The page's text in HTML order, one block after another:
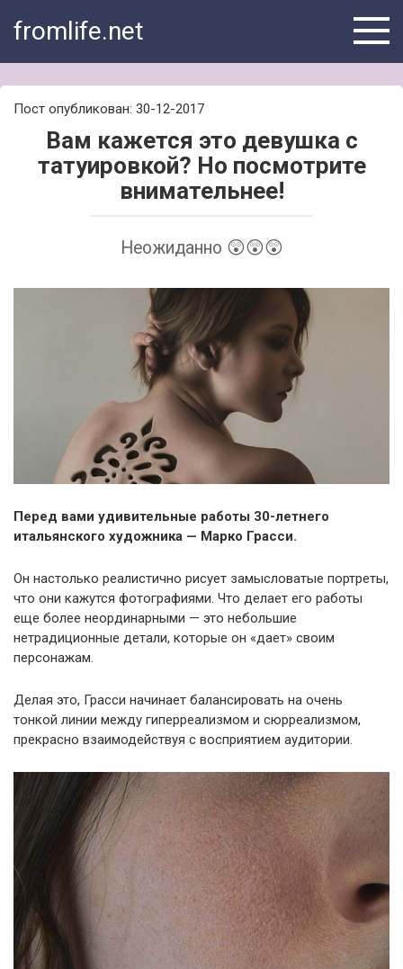
fromlife.net
Пост опубликован: 30-12-2017
Вам кажется это девушка с
татуировкой? Но посмотрите
внимательнее!
Неожиданно 😲😲😲
Перед вами удивительные работы 30-летнего
итальянского художника — Марко Грасси.
Он настолько реалистично рисует замысловатые портреты,
что они кажутся фотографиями. Что делает его работы
еще более неординарными — это небольшие
нетрадиционные детали, которые он «дает» своим
персонажам.
Делая это, Грасси начинает балансировать на очень
тонкой линии между гиперреализмом и сюрреализмом,
прекрасно взаимодействуя с восприятием аудитории.